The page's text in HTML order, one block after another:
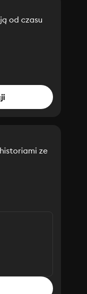
od czasu
ze